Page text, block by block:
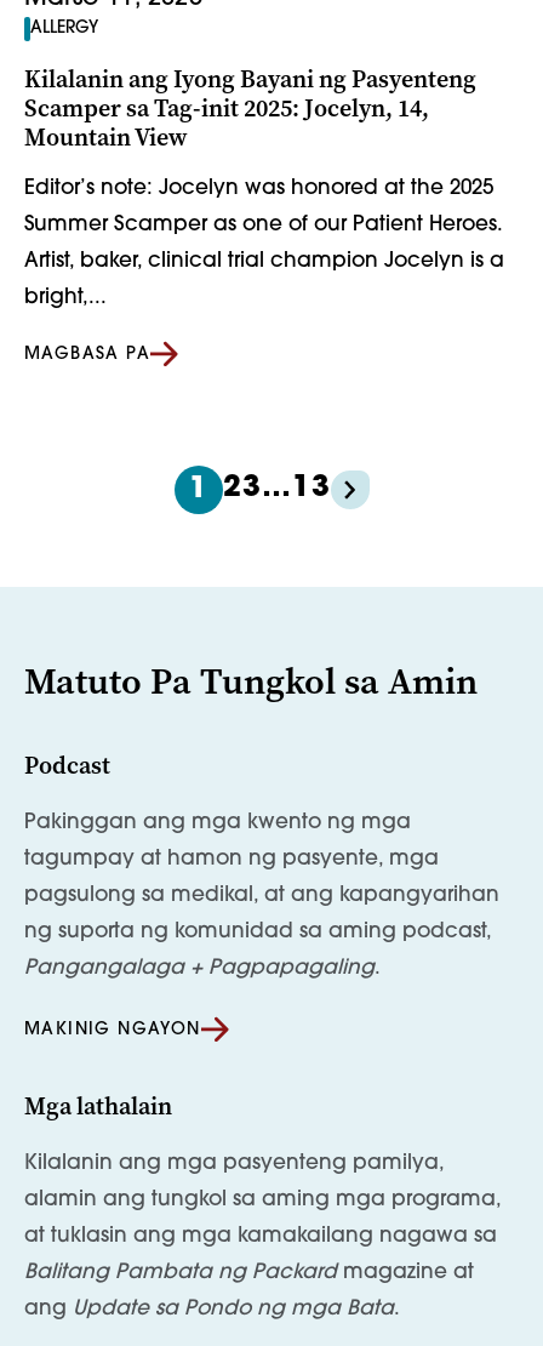
ALLERGY
Kilalanin ang Iyong Bayani ng Pasyenteng
Scamper sa Tag-init 2025: Jocelyn, 14,
Mountain View
Editor’s note: Jocelyn was honored at the 2025
Summer Scamper as one of our Patient Heroes.
Artist, baker, clinical trial champion Jocelyn is a
bright,...
MAGBASA PA
1 23… 13
Matuto Pa Tungkol sa Amin
Podcast
Pakinggan ang mga kwento ng mga
tagumpay at hamon ng pasyente, mga
pagsulong sa medikal, at ang kapangyarihan
ng suporta ng komunidad sa aming podcast,
Pangangalaga + Pagpapagaling.
MAKINIG NGAYON
Mga lathalain
Kilalanin ang mga pasyenteng pamilya,
alamin ang tungkol sa aming mga programa,
at tuklasin ang mga kamakailang nagawa sa
Balitang Pambata ng Packard magazine at
ang Update sa Pondo ng mga Bata.